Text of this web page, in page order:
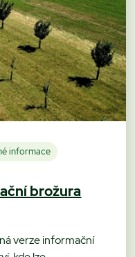
informace
brožura
verze informační